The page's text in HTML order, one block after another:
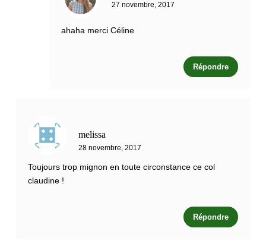
27 novembre, 2017
ahaha merci Céline
Répondre
melissa
28 novembre, 2017
Toujours trop mignon en toute circonstance ce col
claudine !
Répondre